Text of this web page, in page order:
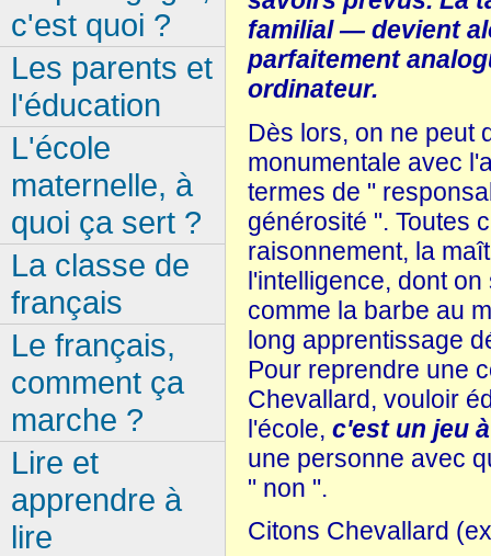
familial — devient
parfaitement
ordinateur.
Dès lors, on ne peut
monumentale avec
termes de "
générosité ". Toutes
raisonnement, la
l'intelligence, dont
comme la barbe au
long apprentissage
Pour reprendre une
Chevallard, vouloir
l'école, c'est un jeu
une personne avec
" non ".
Citons Chevallard
c'est quoi ?
Les parents et
l'éducation
L'école
maternelle, à
quoi ça sert ?
La classe de
français
Le français,
comment ça
marche ?
Lire et
apprendre à
lire